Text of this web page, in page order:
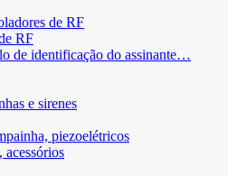
de RF
RF
de identificação do assinante…
e sirenes
piezoelétricos
acessórios